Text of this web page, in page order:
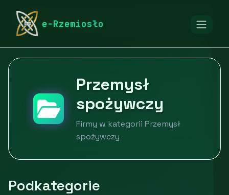
e-Rzemiosło
rymarstwo-poznan.pl
Przemysł
spożywczy
Firmy w kategorii Przemysł
spożywczy
Podkategorie